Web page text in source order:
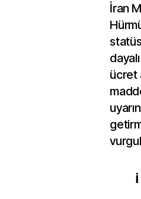
İran
ücret
İ